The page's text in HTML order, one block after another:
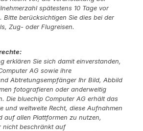
spätestens 10 Tage vor
Bitte berücksichtigen Sie dies bei der
Zug- oder Flugreisen.
erklären Sie sich damit einverstanden,
AG sowie ihre
Abtretungsempfänger Ihr Bild, Abbild
fotografieren oder anderweitig
Die bluechip Computer AG erhält das
und weltweite Recht, diese Aufnahmen
auf allen Plattformen zu nutzen,
nicht beschränkt auf